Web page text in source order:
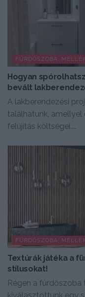
FÜRDŐSZOBA,
Hogyan
bevált
A lakberendezési
találhatunk,
felújítás költségei....
FÜRDŐSZOBA,
Textúrák játéka a
stílusokat!
Régen a fürdőszoba